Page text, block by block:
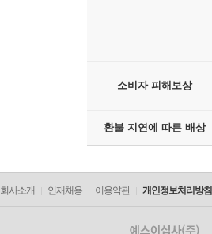
소비자 피해보상
환불 지연에 따른 배상
회사소개 인재채용 이용약관 개인정보처리방침